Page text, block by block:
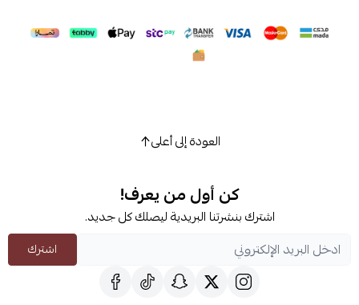
العودة إلى أعلى
كن أول من يعرف!
اشترك بنشرتنا البريدية ليصلك كل جديد.
اشترك